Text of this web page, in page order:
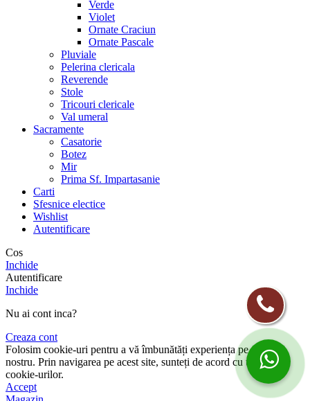
Verde
Violet
Ornate Craciun
Ornate Pascale
Pluviale
Pelerina clericala
Reverende
Stole
Tricouri clericale
Val umeral
Sacramente
Casatorie
Botez
Mir
Prima Sf. Impartasanie
Carti
Sfesnice electice
Wishlist
Autentificare
Cos
Inchide
Autentificare
Inchide
Nu ai cont inca?
Creaza cont
Folosim cookie-uri pentru a vă îmbunătăți experiența pe site-ul
nostru. Prin navigarea pe acest site, sunteți de acord cu utilizarea
cookie-urilor.
Accept